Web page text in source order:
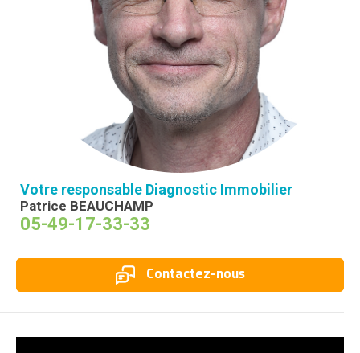
Votre responsable Diagnostic Immobilier
Patrice BEAUCHAMP
05-49-17-33-33
Contactez-nous